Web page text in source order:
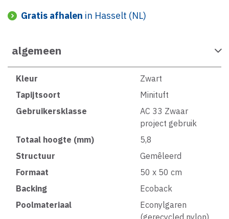
Gratis afhalen in Hasselt (NL)
algemeen
Kleur
Zwart
Tapijtsoort
Minituft
Gebruikersklasse
AC 33 Zwaar
project gebruik
Totaal hoogte (mm)
5,8
Structuur
Gemêleerd
Formaat
50 x 50 cm
Backing
Ecoback
Poolmateriaal
Econylgaren
(gerecycled nylon)